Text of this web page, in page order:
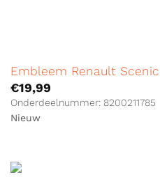
Embleem Renault Scenic
€19,99
Onderdeelnummer: 8200211785
Nieuw